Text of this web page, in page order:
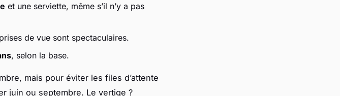
et une serviette, même s’il n’y a pas
de vue sont spectaculaires.
, selon la base.
mais pour éviter les files d’attente
juin ou septembre. Le vertige ?